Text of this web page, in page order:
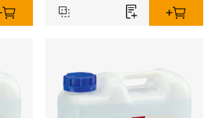
instrumenten.